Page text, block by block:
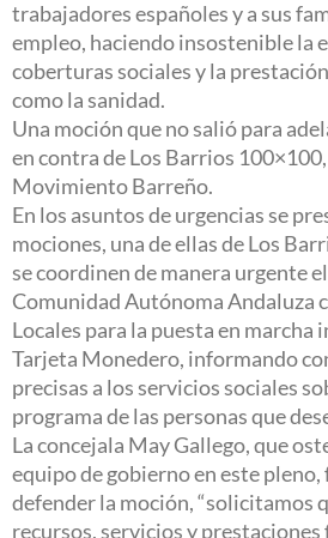
trabajadores españoles y a sus
empleo, haciendo insostenible la
coberturas sociales y la
como la sanidad.
Una moción que no salió para
en contra de Los Barrios 100×100,
Movimiento Barreño.
En los asuntos de urgencias se
mociones, una de ellas de Los
se coordinen de manera urgente
Comunidad Autónoma Andaluza
Locales para la puesta en marcha
Tarjeta Monedero, informando
precisas a los servicios sociales
programa de las personas que
La concejala May Gallego, que
equipo de gobierno en este pleno,
defender la moción, “solicitamos
recursos, servicios y prestaciones